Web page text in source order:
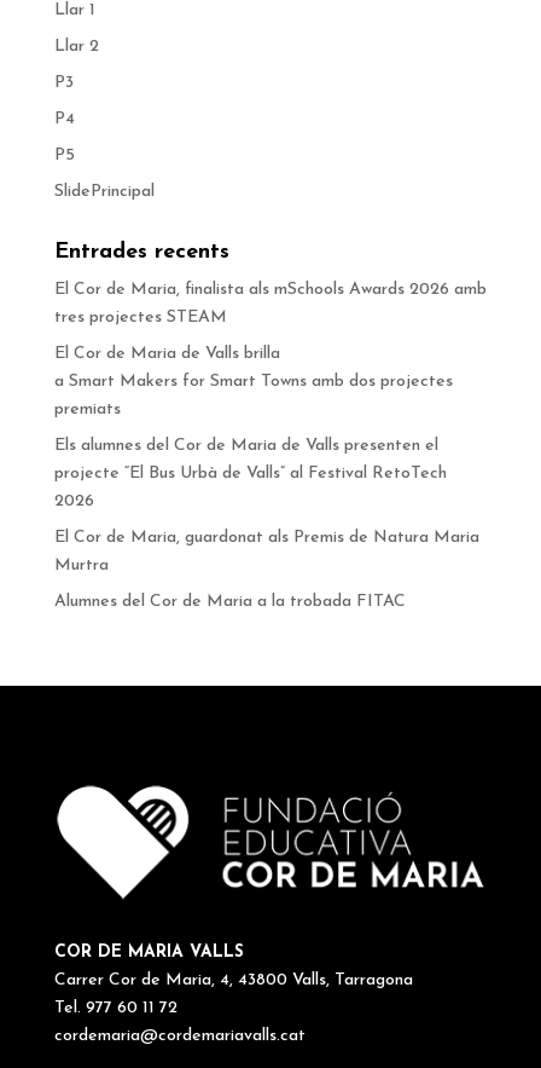
Llar 1
Llar 2
P3
P4
P5
SlidePrincipal
Entrades recents
El Cor de Maria, finalista als mSchools Awards 2026 amb
tres projectes STEAM
El Cor de Maria de Valls brilla
a Smart Makers for Smart Towns amb dos projectes
premiats
Els alumnes del Cor de Maria de Valls presenten el
projecte “El Bus Urbà de Valls” al Festival RetoTech
2026
El Cor de Maria, guardonat als Premis de Natura Maria
Murtra
Alumnes del Cor de Maria a la trobada FITAC
COR DE MARIA VALLS
Carrer Cor de Maria, 4, 43800 Valls, Tarragona
Tel. 977 60 11 72
cordemaria@cordemariavalls.cat